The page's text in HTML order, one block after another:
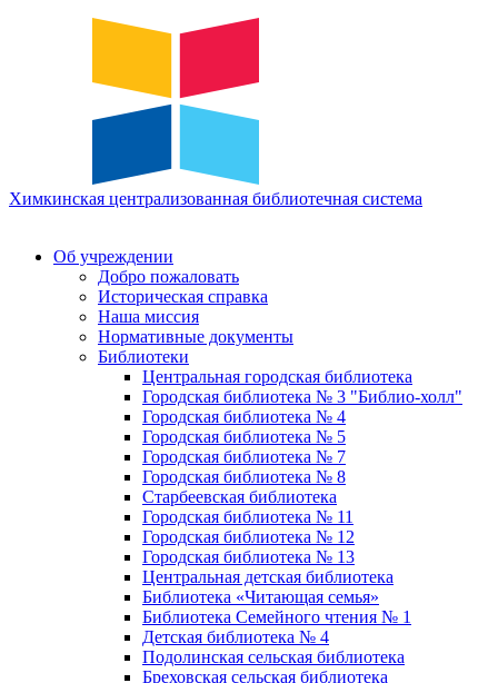
Химкинская централизованная библиотечная система
Об учреждении
Добро пожаловать
Историческая справка
Наша миссия
Нормативные документы
Библиотеки
Центральная городская библиотека
Городская библиотека № 3 "Библио-холл"
Городская библиотека № 4
Городская библиотека № 5
Городская библиотека № 7
Городская библиотека № 8
Старбеевская библиотека
Городская библиотека № 11
Городская библиотека № 12
Городская библиотека № 13
Центральная детская библиотека
Библиотека «Читающая семья»
Библиотека Семейного чтения № 1
Детская библиотека № 4
Подолинская сельская библиотека
Бреховская сельская библиотека